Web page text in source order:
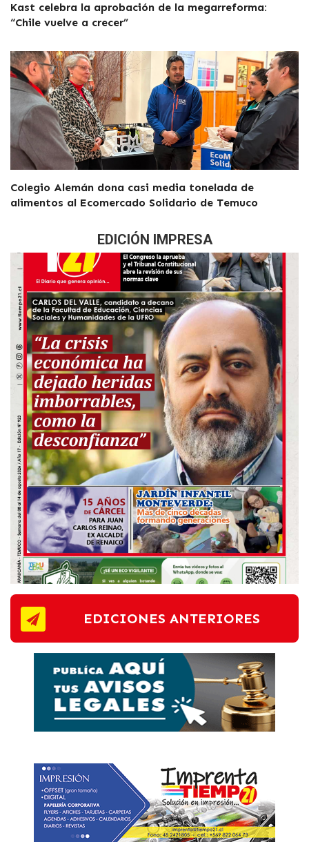
Kast celebra la aprobación de la megarreforma:
“Chile vuelve a crecer”
Colegio Alemán dona casi media tonelada de
alimentos al Ecomercado Solidario de Temuco
EDICIÓN IMPRESA
EDICIONES ANTERIORES